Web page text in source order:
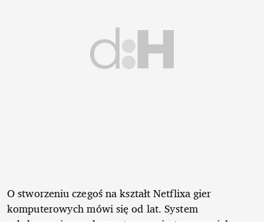
O stworzeniu czegoś na kształt Netflixa gier
komputerowych mówi się od lat. System